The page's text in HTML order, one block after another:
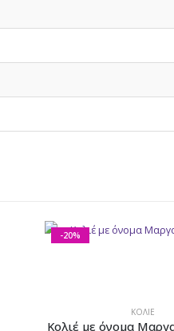
-20%
ΚΟΛΙΈ
Κολιέ με όνομα